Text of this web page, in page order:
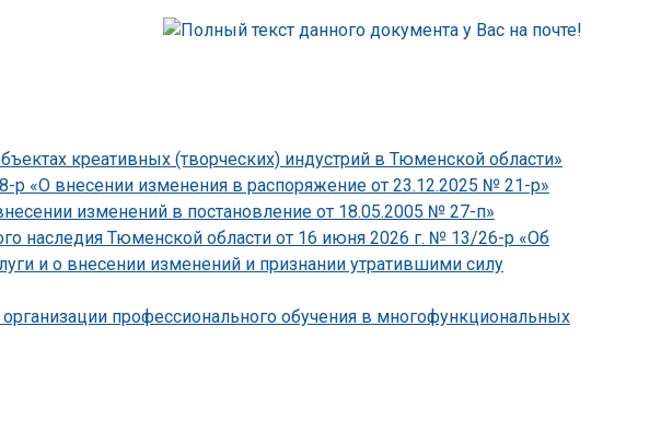
креативных (творческих) индустрий в Тюменской области»
«О внесении изменения в распоряжение от 23.12.2025 № 21-р»
изменений в постановление от 18.05.2005 № 27-п»
наследия Тюменской области от 16 июня 2026 г. № 13/26-р «Об
и о внесении изменений и признании утратившими силу
профессионального обучения в многофункциональных